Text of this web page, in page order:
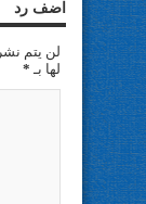
اضف رد
لن يتم
لها بـ *